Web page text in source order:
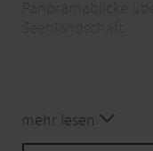
Hinweise:
mehr lesen